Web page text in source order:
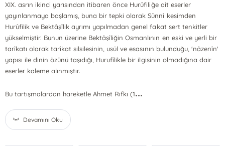
XIX. asrın ikinci yarısından itibaren önce Hurûfiliğe ait eserler
yayınlanmaya başlamış, buna bir tepki olarak Sünnî kesimden
Hurûfilik ve Bektâşîlik ayrımı yapılmadan genel fakat sert tenkitler
yükselmiştir. Bunun üzerine Bektâşîliğin Osmanlının en eski ve yerli bir
tarîkatı olarak tarîkat silsilesinin, usül ve esasının bulunduğu, 'nâzenîn'
yapısı ile dinin özünü taşıdığı, Hurufîlikle bir ilgisinin olmadığına dair
eserler kaleme alınmıştır.
Bu tartışmalardan hareketle Ahmet Rıfkı (1...
Devamını Oku